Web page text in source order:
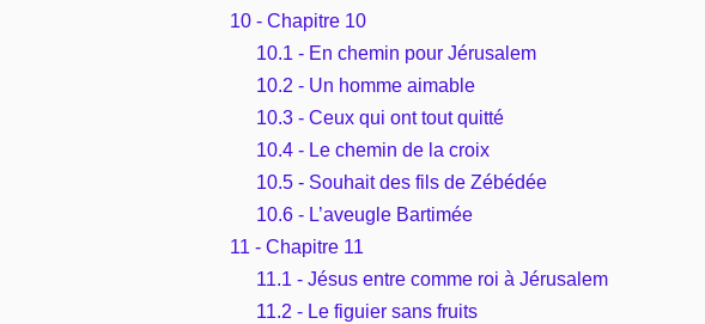
10 - Chapitre 10
10.1 - En chemin pour Jérusalem
10.2 - Un homme aimable
10.3 - Ceux qui ont tout quitté
10.4 - Le chemin de la croix
10.5 - Souhait des fils de Zébédée
10.6 - L’aveugle Bartimée
11 - Chapitre 11
11.1 - Jésus entre comme roi à Jérusalem
11.2 - Le figuier sans fruits